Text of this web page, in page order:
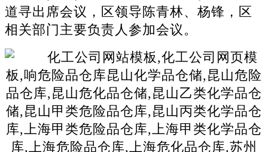
道寻出席会议，区领导陈青林、杨锋，区
相关部门主要负责人参加会议。